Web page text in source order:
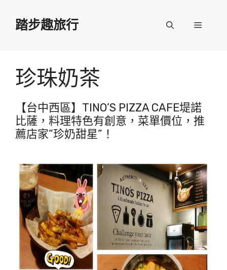
踏步趣旅行 選
珍珠奶茶
【台中西區】TINO’S PIZZA CAFE堤諾
比薩，料理特色有創意，菜單價位，推
薦店家”珍奶甜星”！